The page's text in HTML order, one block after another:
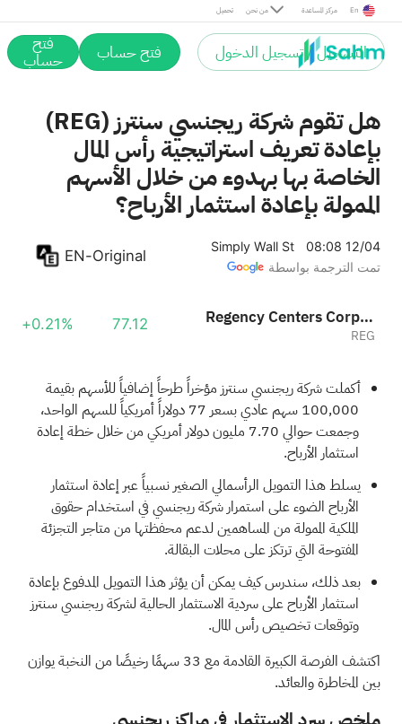
تحميل من نحن مركز المساعدة En
التسجيل / تسجيل الدخول فتح حساب فتح
حساب
هل تقوم شركة ريجنسي سنترز (REG)
بإعادة تعريف استراتيجية رأس المال
الخاصة بها بهدوء من خلال الأسهم
الممولة بإعادة استثمار الأرباح؟
Simply Wall St
08:08 12/04
تمت الترجمة بواسطة
EN-Original
Regency Centers Corporation
REG
77.12
+0.21%
أكملت شركة ريجنسي سنترز مؤخراً طرحاً إضافياً للأسهم بقيمة
100,000 سهم عادي بسعر 77 دولاراً أمريكياً للسهم الواحد،
وجمعت حوالي 7.70 مليون دولار أمريكي من خلال خطة إعادة
استثمار الأرباح.
يسلط هذا التمويل الرأسمالي الصغير نسبياً عبر إعادة استثمار
الأرباح الضوء على استمرار شركة ريجنسي في استخدام حقوق
الملكية الممولة من المساهمين لدعم محفظتها من متاجر التجزئة
المفتوحة التي ترتكز على محلات البقالة.
بعد ذلك، سندرس كيف يمكن أن يؤثر هذا التمويل المدفوع بإعادة
استثمار الأرباح على سردية الاستثمار الحالية لشركة ريجنسي سنترز
وتوقعات تخصيص رأس المال.
اكتشف الفرصة الكبيرة القادمة مع 33 سهمًا رخيصًا من النخبة
يوازن
بين المخاطرة والعائد.